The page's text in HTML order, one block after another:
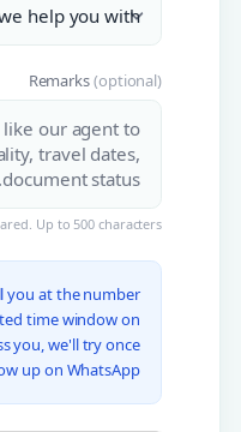
Remarks(optional)
Up to 500 characters.
you at the number
time window on
you, we'll try once
up on WhatsApp.